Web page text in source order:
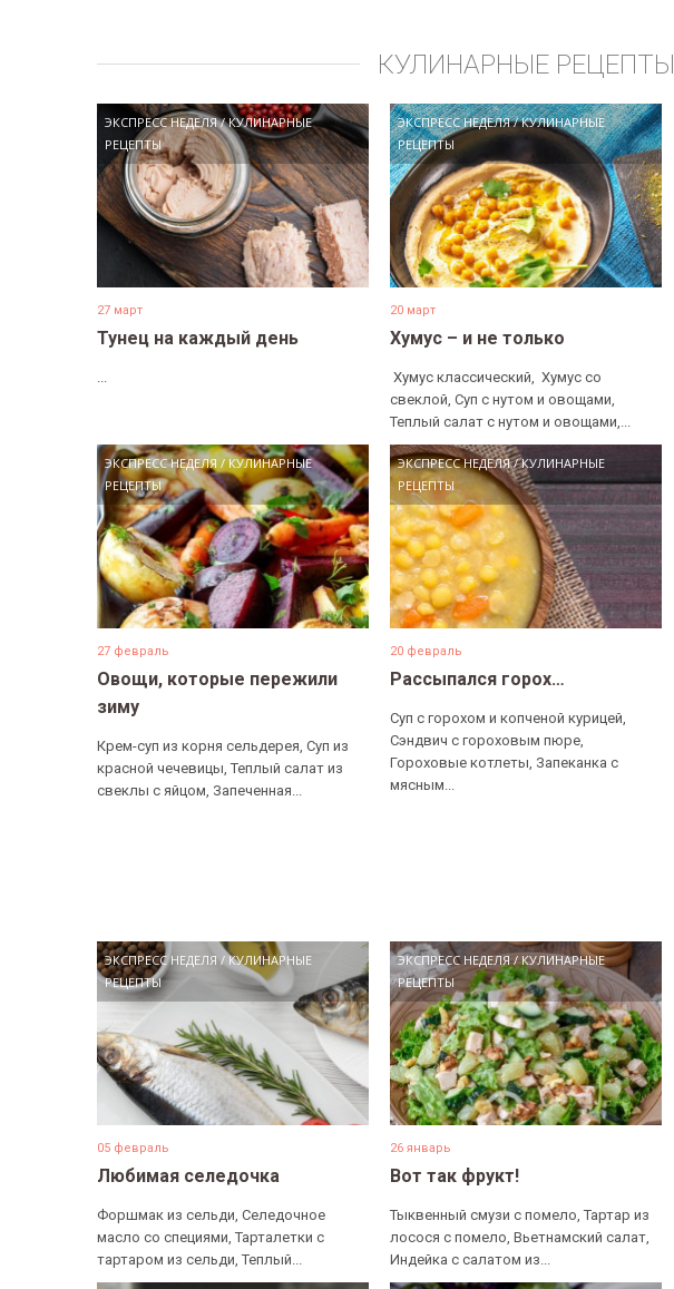
КУЛИНАРНЫЕ РЕЦЕПТЫ
ЭКСПРЕСС НЕДЕЛЯ/КУЛИНАРНЫЕ
РЕЦЕПТЫ
27 март
Тунец на каждый день
ЭКСПРЕСС НЕДЕЛЯ/КУЛИНАРНЫЕ
РЕЦЕПТЫ
20 март
Хумус – и не только
​ Хумус классический, ​ Хумус со
свеклой, Суп с нутом и овощами, ​
Теплый салат с нутом и овощами,...
ЭКСПРЕСС НЕДЕЛЯ/КУЛИНАРНЫЕ
РЕЦЕПТЫ
27 февраль
Овощи, которые пережили
зиму
Крем-суп из корня сельдерея, Суп из
красной чечевицы, Теплый салат из
свеклы с яйцом, Запеченная...
ЭКСПРЕСС НЕДЕЛЯ/КУЛИНАРНЫЕ
РЕЦЕПТЫ
20 февраль
Рассыпался горох…
Суп с горохом и копченой курицей,
Сэндвич с гороховым пюре,
Гороховые котлеты, Запеканка с
мясным...
ЭКСПРЕСС НЕДЕЛЯ/ КУЛИНАРНЫЕ
РЕЦЕПТЫ
05 февраль
Любимая селедочка
Форшмак из сельди, Селедочное
масло со специями, Тарталетки с
тартаром из сельди, Теплый...
ЭКСПРЕСС НЕДЕЛЯ/КУЛИНАРНЫЕ
РЕЦЕПТЫ
26 январь
Вот так фрукт!
Тыквенный смузи с помело, Тартар из
лосося с помело, Вьетнамский салат,
Индейка с салатом из...